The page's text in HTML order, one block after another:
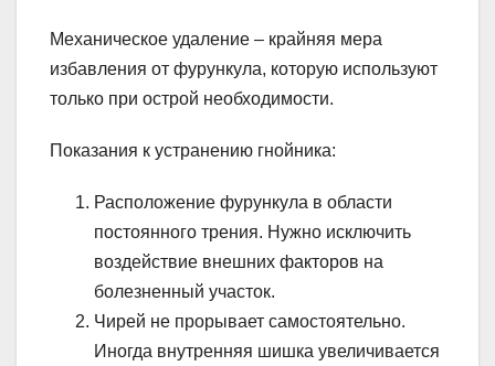
Механическое удаление – крайняя мера
избавления от фурункула, которую используют
только при острой необходимости.
Показания к устранению гнойника:
Расположение фурункула в области
постоянного трения. Нужно исключить
воздействие внешних факторов на
болезненный участок.
Чирей не прорывает самостоятельно.
Иногда внутренняя шишка увеличивается